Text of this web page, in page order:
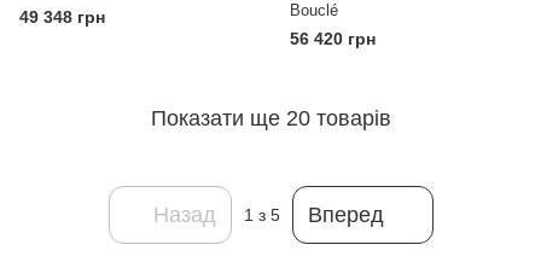
49 348 грн
Bouclé
56 420 грн
Показати ще 20 товарів
Назад 1 з 5 Вперед